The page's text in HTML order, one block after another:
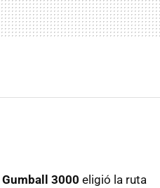
Gumball 3000 eligió la ruta